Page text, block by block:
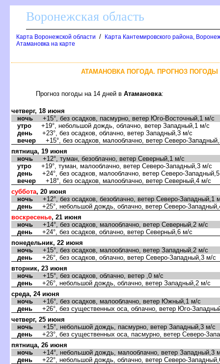
оронежская область
Карта Воронежской области /
Карта Кантемировского района,
Атамановка на карте
АТАМАНОВКА ПОГОДА. ПРОГНОЗ
Прогноз погоды на 14 дней Атамановка:
четверг, 18 июня
ночь +15°, без осадков, пасмурно, ветер Юго-Восточный,1 м/с
утро +19°, небольшой дождь, облачно, ветер Западный,1 м/с
день +23°, без осадков, облачно, ветер Западный,3 м/с
ечер +15°, без осадков, малооблачно, ветер Северо-
пятница, 19 июня
ночь +12°, туман, безоблачно, ветер Северный,1 м/с
утро +19°, туман, малооблачно, ветер Северо-Западный,3 м/с
день +24°, без осадков, малооблачно, ветер Северо-
ечер +18°, без осадков, малооблачно, ветер Северный,4 м/с
суббота, 20 июня
ночь +12°, без осадков, безоблачно, ветер Северо-Западный,1
день +25°, небольшой дождь, облачно, ветер Северо-
оскресенье, 21 июня
ночь +14°, без осадков, малооблачно, ветер Северный,2 м/с
день +24°, без осадков, облачно, ветер Северный,6 м/с
понедельник, 22 июня
ночь +15°, без осадков, малооблачно, ветер Западный,2 м/с
день +26°, без осадков, облачно, ветер Северо-Западный,3 м/с
торник, 23 июня
ночь +15°, без осадков, облачно, ветер ,0 м/с
день +26°, небольшой дождь, облачно, ветер Западный,2 м/с
среда, 24 июня
ночь +16°, без осадков, малооблачно, ветер Южный,1 м/с
день +26°, без существенных оса, облачно, ветер Юго-
четверг, 25 июня
ночь +15°, небольшой дождь, пасмурно, ветер Западный,3 м/с
день +23°, без существенных оса, пасмурно, ветер Северо-
пятница, 26 июня
ночь +14°, небольшой дождь, малооблачно, ветер Западный,3
день +22°, небольшой дождь, облачно, ветер Северо-